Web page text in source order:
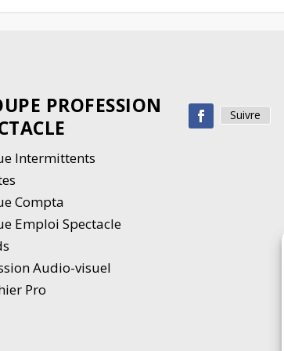
PROFESSION
Intermittents
Compta
Emploi Spectacle
Audio-visuel
Pro
Suivre